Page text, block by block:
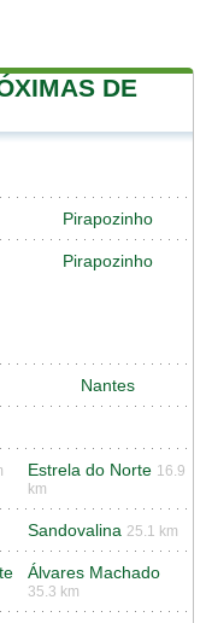
DE
Pirapozinho
Pirapozinho
Nantes
Estrela do Norte 16.9
km
Sandovalina 25.1 km
Álvares Machado
35.3 km